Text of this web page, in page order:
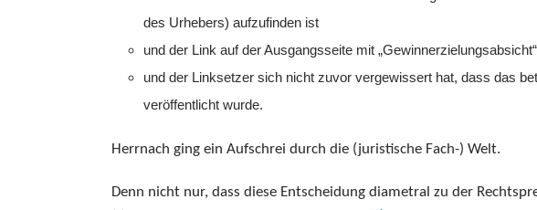
des Urhebers) aufzufinden ist
und der Link auf der Ausgangsseite mit
und der Linksetzer sich nicht zuvor vergewissert hat, dass das
veröffentlicht wurde.
Herrnach ging ein Aufschrei durch die (juristische Fach-) Welt.
Denn nicht nur, dass diese Entscheidung diametral zu der